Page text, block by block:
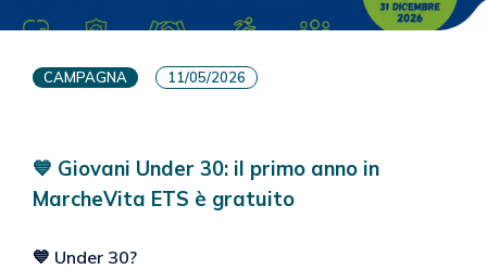
CAMPAGNA 11/05/2026
💙 Giovani Under 30: il primo anno in
MarcheVita ETS è gratuito
💙 Under 30?